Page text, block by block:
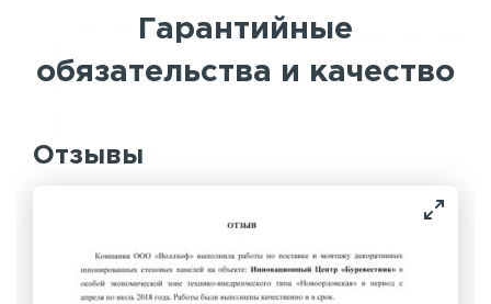
Гарантийные
обязательства и качество
Отзывы